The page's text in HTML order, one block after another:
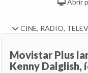
Abrir
CINE, RADIO,
Movistar Plus
Kenny Dalglish,